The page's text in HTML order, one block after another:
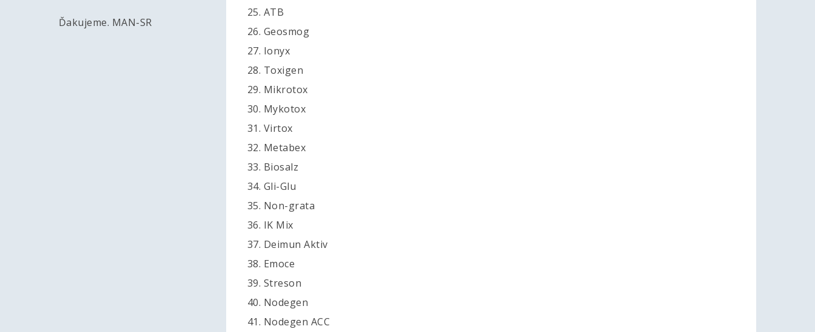
25. ATB
26. Geosmog
27. Ionyx
28. Toxigen
29. Mikrotox
30. Mykotox
31. Virtox
32. Metabex
33. Biosalz
34. Gli-Glu
35. Non-grata
36. IK Mix
37. Deimun Aktiv
38. Emoce
39. Streson
40. Nodegen
41. Nodegen ACC
Ďakujeme. MAN-SR